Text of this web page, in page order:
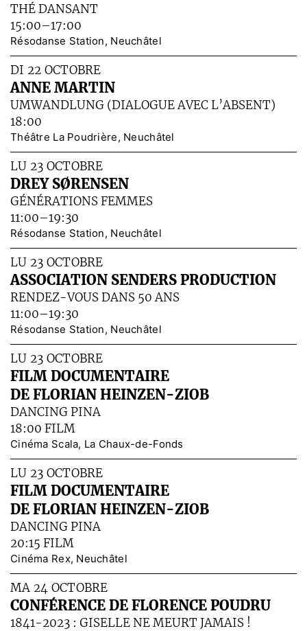
THÉ DANSANT
15:00–17:00
Résodanse Station, Neuchâtel
DI 22 OCTOBRE
ANNE MARTIN
UMWANDLUNG (DIALOGUE AVEC L’ABSENT)
18:00
Théâtre La Poudrière, Neuchâtel
LU 23 OCTOBRE
DREY SØRENSEN
GÉNÉRATIONS FEMMES
11:00–19:30
Résodanse Station, Neuchâtel
LU 23 OCTOBRE
ASSOCIATION SENDERS PRODUCTION
RENDEZ-VOUS DANS 50 ANS
11:00–19:30
Résodanse Station, Neuchâtel
LU 23 OCTOBRE
FILM DOCUMENTAIRE
DE FLORIAN HEINZEN-ZIOB
DANCING PINA
18:00 FILM
Cinéma Scala, La Chaux-de-Fonds
LU 23 OCTOBRE
FILM DOCUMENTAIRE
DE FLORIAN HEINZEN-ZIOB
DANCING PINA
20:15 FILM
Cinéma Rex, Neuchâtel
MA 24 OCTOBRE
CONFÉRENCE DE FLORENCE POUDRU
1841-2023 : GISELLE NE MEURT JAMAIS !